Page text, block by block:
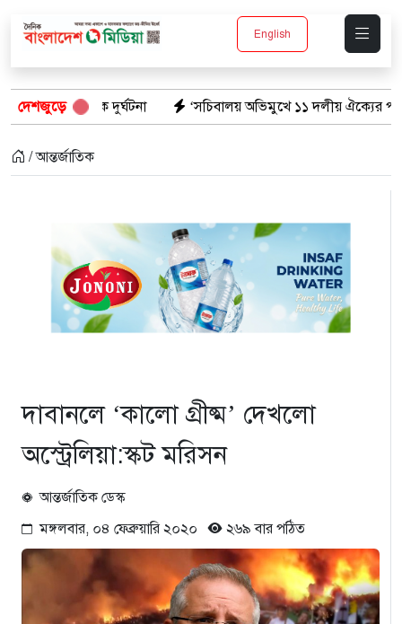
English
দেশজুড়ে
দুর্ঘটনা ‘সচিবালয় অভিমুখে ১১ দলীয় ঐক্যের পদযাত্রায় পুলিশের
/ আন্তর্জাতিক
দাবানলে ‘কালো গ্রীষ্ম’ দেখলো
অস্ট্রেলিয়া:স্কট মরিসন
আন্তর্জাতিক ডেস্ক
মঙ্গলবার, ০৪ ফেব্রুয়ারি ২০২০
২৬৯ বার পঠিত